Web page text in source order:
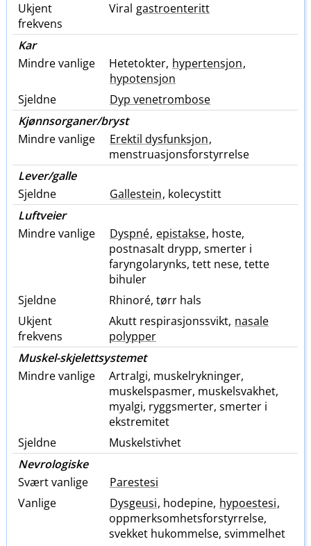
Ukjent
frekvens
Viral gastroenteritt
Kar
Mindre vanlige
Hetetokter, hypertensjon,
hypotensjon
Sjeldne
Dyp venetrombose
Kjønnsorganer​/​bryst
Mindre vanlige
Erektil dysfunksjon,
menstruasjonsforstyrrelse
Lever​/​galle
Sjeldne
Gallestein, kolecystitt
Luftveier
Mindre vanlige
Dyspné, epistakse, hoste,
postnasalt drypp, smerter i
faryngolarynks, tett nese, tette
bihuler
Sjeldne
Rhinoré, tørr hals
Ukjent
frekvens
Akutt respirasjonssvikt, nasale
polypper
Muskel-skjelettsystemet
Mindre vanlige
Artralgi, muskelrykninger,
muskelspasmer, muskelsvakhet,
myalgi, ryggsmerter, smerter i
ekstremitet
Sjeldne
Muskelstivhet
Nevrologiske
Svært vanlige
Parestesi
Vanlige
Dysgeusi, hodepine, hypoestesi,
oppmerksomhetsforstyrrelse,
svekket hukommelse, svimmelhet